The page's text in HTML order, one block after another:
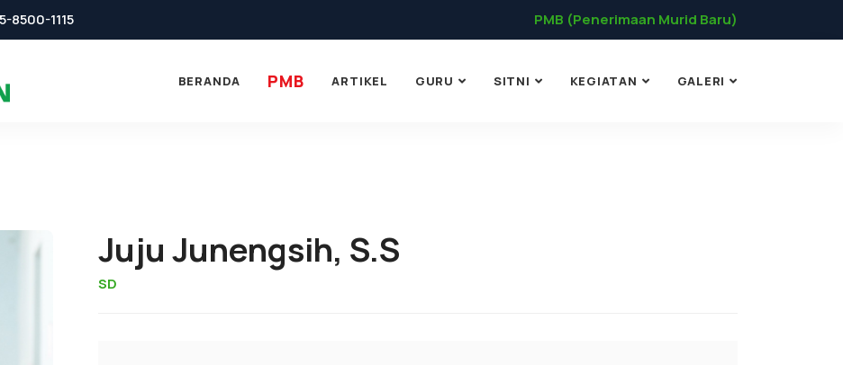
8500-1115 PMB (Penerimaan Murid Baru)
BERANDA PMB ARTIKEL GURU SITNI KEGIATAN GALERI
Juju Junengsih, S.S
SD